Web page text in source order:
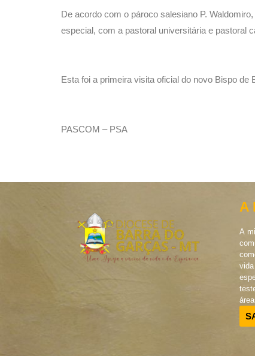
De acordo com o pároco salesiano P.
especial, com a pastoral universitária e pastoral
Esta foi a primeira visita oficial do novo Bispo
PASCOM – PSA
A
A